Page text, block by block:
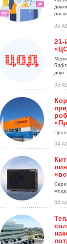
05
21-
двух
05
04
04